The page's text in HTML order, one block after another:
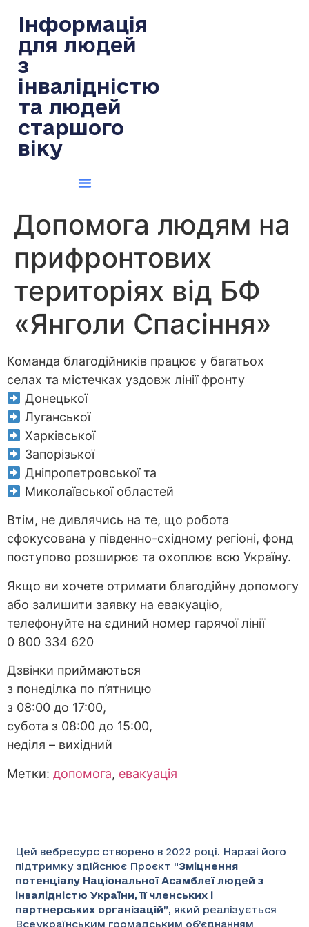
Інформація
для людей
з
інвалідністю
та людей
старшого
віку
Допомога людям на
прифронтових
територіях від БФ
«Янголи Спасіння»
Команда благодійників працює у багатьох
селах та містечках уздовж лінії фронту
Донецької
Луганської
Харківської
Запорізької
Дніпропетровської та
Миколаївської областей
Втім, не дивлячись на те, що робота
сфокусована у південно-східному регіоні, фонд
поступово розширює та охоплює всю Україну.
Якщо ви хочете отримати благодійну допомогу
або залишити заявку на евакуацію,
телефонуйте на єдиний номер гарячої лінії
0 800 334 620
Дзвінки приймаються
з понеділка по п’ятницю
з 08:00 до 17:00,
субота з 08:00 до 15:00,
неділя – вихідний
Метки: допомога, евакуація
Цей вебресурс створено в 2022 році. Наразі його
підтримку здійснює Проєкт “Зміцнення
потенціалу Національної Асамблеї людей з
інвалідністю України, її членських і
партнерських організацій”, який реалізується
Всеукраїнським громадським об’єднанням